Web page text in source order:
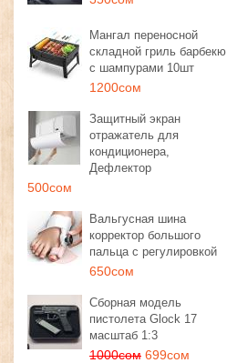
Мангал переносной
складной гриль барбекю
с шампурами 10шт
1200сом
Защитный экран
отражатель для
кондиционера,
Дефлектор
500сом
Вальгусная шина
корректор большого
пальца с регулировкой
650сом
Сборная модель
пистолета Glock 17
масштаб 1:3
1000сом 699сом